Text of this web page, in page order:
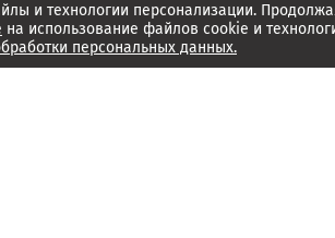
и технологии персонализации.
на использование файлов cookie и
персональных данных.